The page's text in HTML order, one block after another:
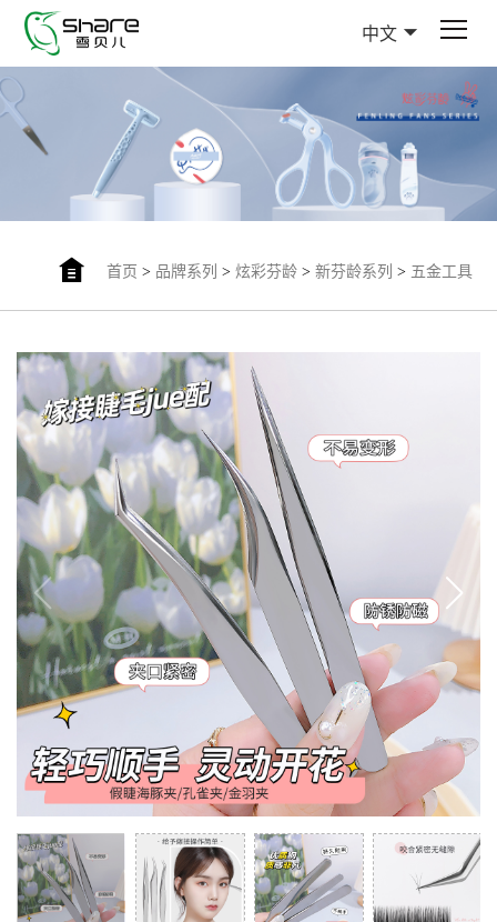
中文
首页 > 品牌系列 > 炫彩芬龄> 新芬龄系列 > 五金工具